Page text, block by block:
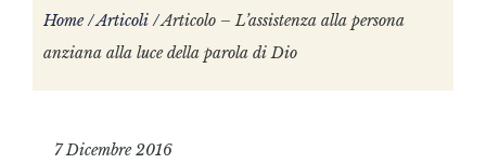
Home /Articoli /Articolo – L’assistenza alla persona
anziana alla luce della parola di Dio
7 Dicembre 2016